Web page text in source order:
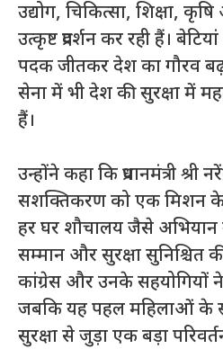
उद्योग, चिकित्सा, शिक्षा,
उत्कृष्ट प्रदर्शन कर रही हैं।
पदक जीतकर देश का गौरव
सेना में भी देश की सुरक्षा में
हैं।
उन्होंने कहा कि प्रधानमंत्री
सशक्तिकरण को एक मिशन
हर घर शौचालय जैसे
सम्मान और सुरक्षा सुनिश्चित
कांग्रेस और उनके सहयोगियों
जबकि यह पहल महिलाओं के
सुरक्षा से जुड़ा एक बड़ा